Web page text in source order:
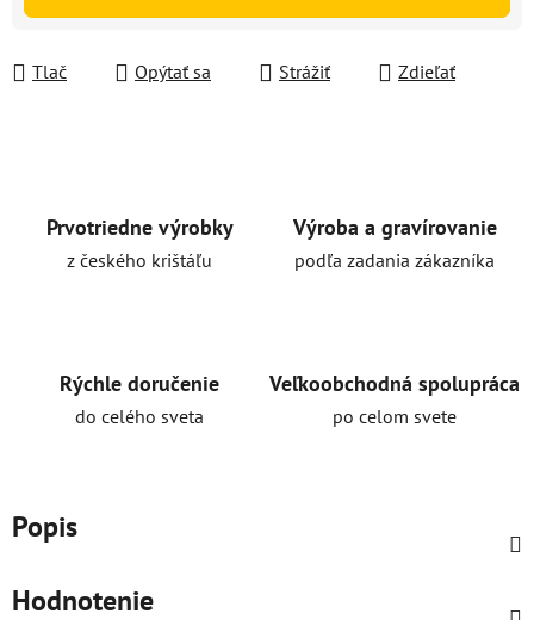
Tlač Opýtať sa Strážiť Zdieľať
Prvotriedne výrobky
z českého krištáľu
Výroba a gravírovanie
podľa zadania zákazníka
Rýchle doručenie
do celého sveta
Veľkoobchodná spolupráca
po celom svete
Popis
Hodnotenie